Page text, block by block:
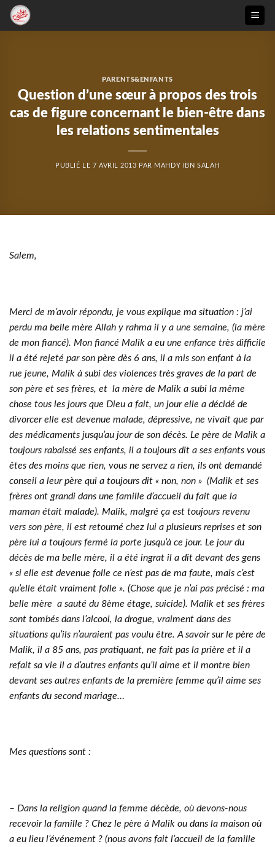
Passer
PARENTS&ENFANTS
Question d’une sœur à propos des trois
cas de figure concernant le bien-être dans
les relations sentimentales
PUBLIÉ LE 7 AVRIL 2013 PAR MAHDY IBN SALAH
Salem,
Merci de m’avoir répondu, je vous explique ma situation : j’ai
perdu ma belle mère Allah y rahma il y a une semaine, (la mère
de mon fiancé). Mon fiancé Malik a eu une enfance très difficile
il a été rejeté par son père dès 6 ans, il a mis son enfant à la
rue jeune, Malik à subi des violences très graves de la part de
son père et ses frères, et la mère de Malik a subi la même
chose tous les jours que Dieu a fait, un jour elle a décidé de
divorcer elle est devenue malade, dépressive, ne vivait que par
des médicaments jusqu’au jour de son décès. Le père de Malik a
toujours rabaissé ses enfants, il a toujours dit a ses enfants vous
êtes des moins que rien, vous ne servez a rien, ils ont demandé
conseil a leur père qui a toujours dit « non, non » (Malik et ses
frères ont grandi dans une famille d’accueil du fait que la
maman était malade). Malik, malgré ça est toujours revenu
vers son père, il est retourné chez lui a plusieurs reprises et son
père lui a toujours fermé la porte jusqu’à ce jour. Le jour du
décès de ma belle mère, il a été ingrat il a dit devant des gens
« si elle est devenue folle ce n’est pas de ma faute, mais c’est
qu’elle était vraiment folle ». (Chose que je n’ai pas précisé : ma
belle mère a sauté du 8ème étage, suicide). Malik et ses frères
sont tombés dans l’alcool, la drogue, vraiment dans des
situations qu’ils n’auraient pas voulu être. A savoir sur le père de
Malik, il a 85 ans, pas pratiquant, ne fait pas la prière et il a
refait sa vie il a d’autres enfants qu’il aime et il montre bien
devant ses autres enfants de la première femme qu’il aime ses
enfants du second mariage…
Mes questions sont :
– Dans la religion quand la femme décède, où devons-nous
recevoir la famille ? Chez le père à Malik ou dans la maison où
a eu lieu l’événement ? (nous avons fait l’accueil de la famille